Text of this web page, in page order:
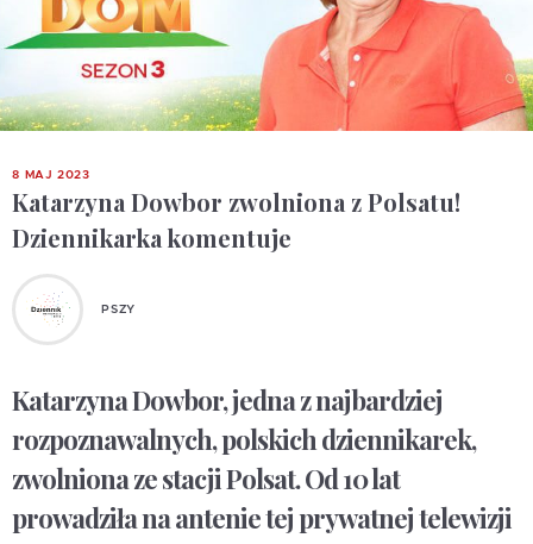
8 MAJ 2023
Katarzyna Dowbor zwolniona z Polsatu!
Dziennikarka komentuje
PSZY
Katarzyna Dowbor, jedna z najbardziej
rozpoznawalnych, polskich dziennikarek,
zwolniona ze stacji Polsat. Od 10 lat
prowadziła na antenie tej prywatnej telewizji